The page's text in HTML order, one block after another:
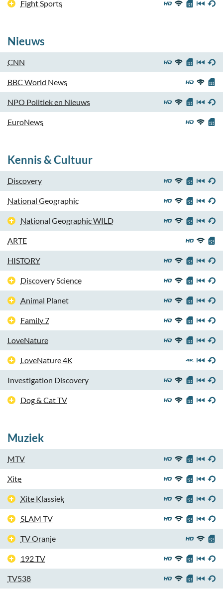
Fight Sports
Nieuws
CNN
BBC World News
NPO Politiek en Nieuws
EuroNews
Kennis & Cultuur
Discovery
National Geographic
National Geographic WILD
ARTE
HISTORY
Discovery Science
Animal Planet
Family 7
LoveNature
LoveNature 4K
Investigation Discovery
Dog & Cat TV
Muziek
MTV
Xite
Xite Klassiek
SLAM TV
TV Oranje
192 TV
TV538